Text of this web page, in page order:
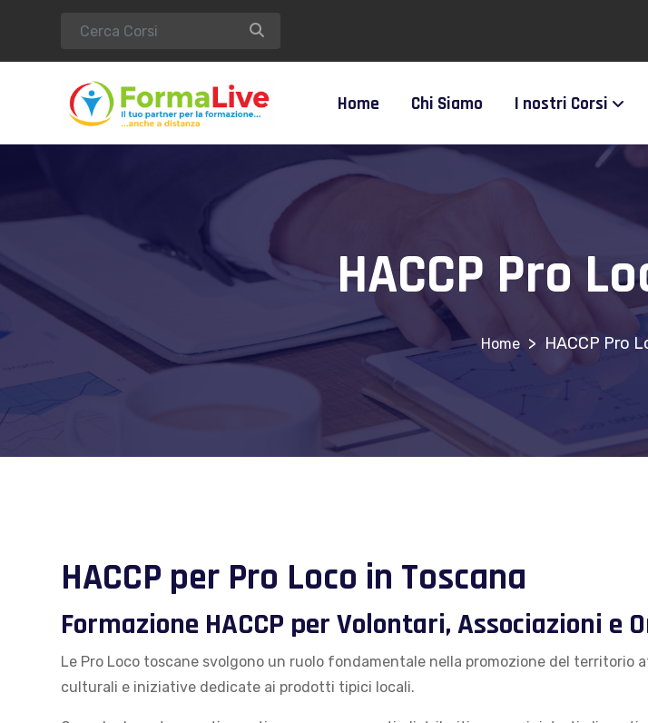
Home Chi Siamo I nostri Corsi
HACCP Pro
> HACCP Pro
HACCP per Pro Loco in Toscana
Formazione HACCP per Volontari, Associazioni e
Le Pro Loco toscane svolgono un ruolo fondamentale nella promozione del
culturali e iniziative dedicate ai prodotti tipici locali.